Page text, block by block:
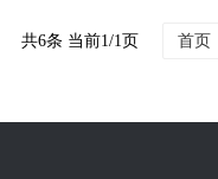
共6条 当前1/1页 首页